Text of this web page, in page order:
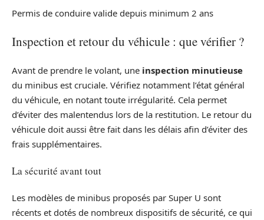
Permis de conduire valide depuis minimum 2 ans
Inspection et retour du véhicule : que vérifier ?
Avant de prendre le volant, une inspection minutieuse
du minibus est cruciale. Vérifiez notamment l’état général
du véhicule, en notant toute irrégularité. Cela permet
d’éviter des malentendus lors de la restitution. Le retour du
véhicule doit aussi être fait dans les délais afin d’éviter des
frais supplémentaires.
La sécurité avant tout
Les modèles de minibus proposés par Super U sont
récents et dotés de nombreux dispositifs de sécurité, ce qui